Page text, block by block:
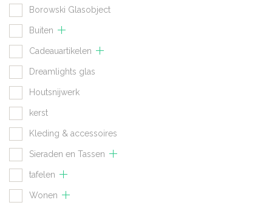
Borowski Glasobject
Buiten
Cadeauartikelen
Dreamlights glas
Houtsnijwerk
kerst
Kleding & accessoires
Sieraden en Tassen
tafelen
Wonen